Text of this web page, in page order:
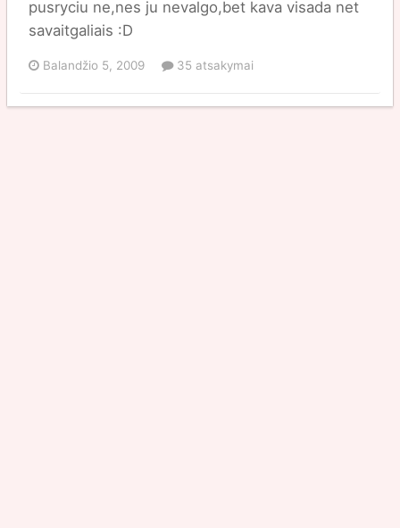
pusryciu ne,nes ju nevalgo,bet kava visada net
savaitgaliais :D
Balandžio 5, 2009 35 atsakymai